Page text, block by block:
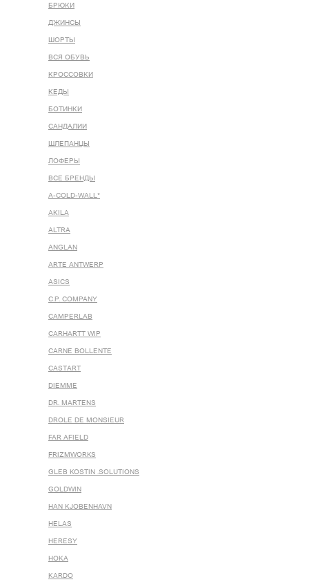
БРЮКИ
ДЖИНСЫ
ШОРТЫ
ВСЯ ОБУВЬ
КРОССОВКИ
КЕДЫ
БОТИНКИ
САНДАЛИИ
ШЛЕПАНЦЫ
ЛОФЕРЫ
ВСЕ БРЕНДЫ
A-COLD-WALL*
AKILA
ALTRA
ANGLAN
ARTE ANTWERP
ASICS
C.P. COMPANY
CAMPERLAB
CARHARTT WIP
CARNE BOLLENTE
CASTART
DIEMME
DR. MARTENS
DROLE DE MONSIEUR
FAR AFIELD
FRIZMWORKS
GLEB KOSTIN .SOLUTIONS
GOLDWIN
HAN KJOBENHAVN
HELAS
HERESY
HOKA
KARDO